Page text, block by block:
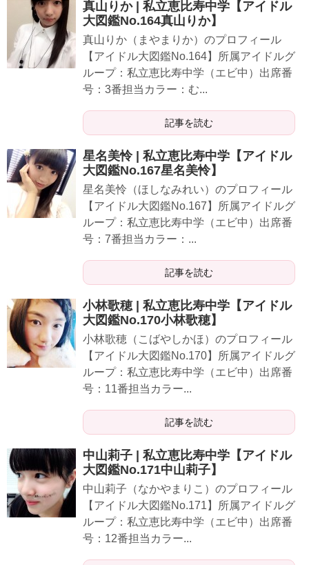
真山りか | 私立恵比寿中学【アイドル
大図鑑No.164真山りか】
真山りか（まやまりか）のプロフィール
【アイドル大図鑑No.164】所属アイドルグ
ループ：私立恵比寿中学（エビ中）出席番
号：3番担当カラー：む...
記事を読む
星名美怜 | 私立恵比寿中学【アイドル
大図鑑No.167星名美怜】
星名美怜（ほしなみれい）のプロフィール
【アイドル大図鑑No.167】所属アイドルグ
ループ：私立恵比寿中学（エビ中）出席番
号：7番担当カラー：...
記事を読む
小林歌穂 | 私立恵比寿中学【アイドル
大図鑑No.170小林歌穂】
小林歌穂（こばやしかほ）のプロフィール
【アイドル大図鑑No.170】所属アイドルグ
ループ：私立恵比寿中学（エビ中）出席番
号：11番担当カラー...
記事を読む
中山莉子 | 私立恵比寿中学【アイドル
大図鑑No.171中山莉子】
中山莉子（なかやまりこ）のプロフィール
【アイドル大図鑑No.171】所属アイドルグ
ループ：私立恵比寿中学（エビ中）出席番
号：12番担当カラー...